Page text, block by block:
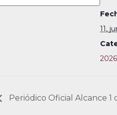
11,
2026
Periódico Oficial Alcance 1